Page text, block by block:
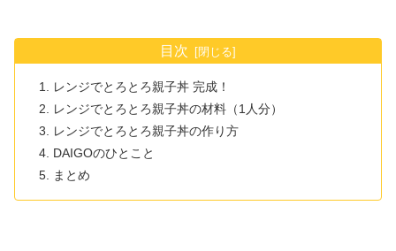
目次
レンジでとろとろ親子丼 完成！
レンジでとろとろ親子丼の材料（1人分）
レンジでとろとろ親子丼の作り方
DAIGOのひとこと
まとめ